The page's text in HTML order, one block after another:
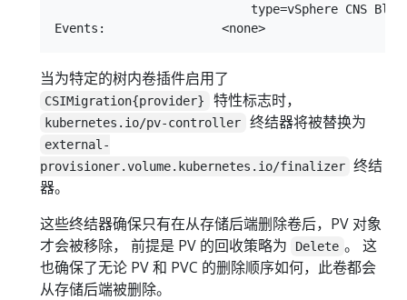
type=vSphere CNS
当为特定的树内卷插件启用了
CSIMigration{provider} 特性标志时，
kubernetes.io/pv-controller 终结器将被替换为
external-
provisioner.volume.kubernetes.io/finalizer 终结
器。
这些终结器确保只有在从存储后端删除卷后，PV 对象
才会被移除， 前提是 PV 的回收策略为
Delete 。 这
也确保了无论 PV 和 PVC 的删除顺序如何，此卷都会
从存储后端被删除。